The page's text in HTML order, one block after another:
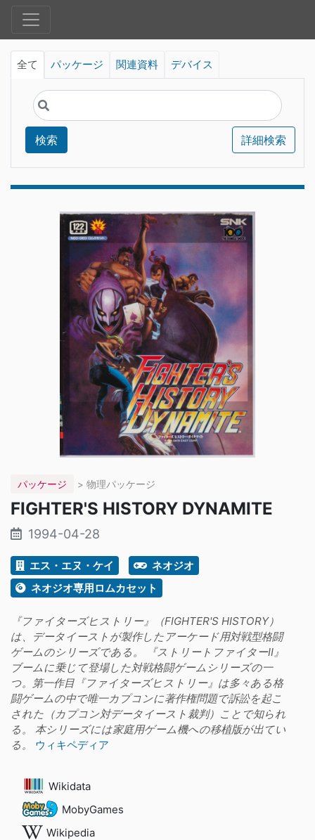
全て パッケージ 関連資料 デバイス
検索 詳細検索
パッケージ > 物理パッケージ
FIGHTER'S HISTORY DYNAMITE
1994-04-28
エス・エヌ・ケイ
ネオジオ
ネオジオ専用ロムカセット
『ファイターズヒストリー』（FIGHTER'S HISTORY）
は、データイーストが製作したアーケード用対戦型格闘
ゲームのシリーズである。 『ストリートファイターII』
ブームに乗じて登場した対戦格闘ゲームシリーズの一
つ。第一作目『ファイターズヒストリー』は多々ある格
闘ゲームの中で唯一カプコンに著作権問題で訴訟を起こ
された（カプコン対データイースト裁判）ことで知られ
る。 本シリーズには家庭用ゲーム機への移植版が出てい
る。
ウィキペディア
Wikidata
MobyGames
Wikipedia